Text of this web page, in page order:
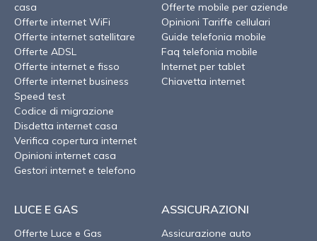
casa
Offerte internet WiFi
Offerte internet satellitare
Offerte ADSL
Offerte internet e fisso
Offerte internet business
Speed test
Codice di migrazione
Disdetta internet casa
Verifica copertura internet
Opinioni internet casa
Gestori internet e telefono
Offerte mobile per aziende
Opinioni Tariffe cellulari
Guide telefonia mobile
Faq telefonia mobile
Internet per tablet
Chiavetta internet
LUCE E GAS
Offerte Luce e Gas
ASSICURAZIONI
Assicurazione auto